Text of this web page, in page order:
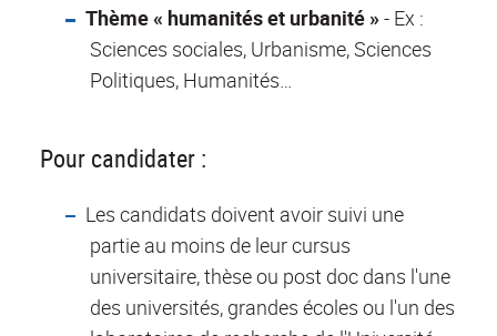
Thème « humanités et urbanité »- Ex :
Sciences sociales, Urbanisme, Sciences
Politiques, Humanités…
Pour candidater :
Les candidats doivent avoir suivi une
partie au moins de leur cursus
universitaire, thèse ou post doc dans l'une
des universités, grandes écoles ou l'un des